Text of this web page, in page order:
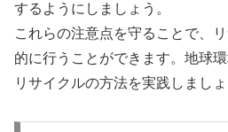
するようにしましょう。
これらの注意点を守ることで、
的に行うことができます。地球
リサイクルの方法を実践しましょ